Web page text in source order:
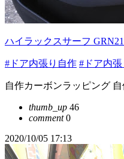
ハイラックスサーフ
#ドア内張り自作 #ドア内
自作カーボンラッピング
thumb_up 46
comment0
2020/10/05 17:13